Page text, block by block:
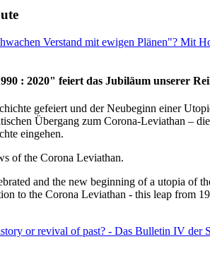
Verstand mit ewigen Plänen"? Mit
: 2020" feiert das Jubiläum unserer
gefeiert und der Neubeginn einer
Übergang zum Corona-Leviathan –
eingehen.
of the Corona Leviathan.
and the new beginning of a utopia
to the Corona Leviathan - this leap from
or revival of past? - Das Bulletin IV der